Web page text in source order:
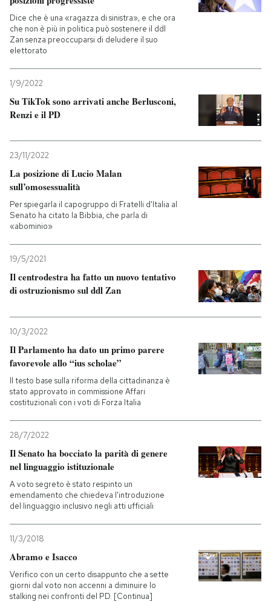
Dice che è una «ragazza di sinistra», e che ora
che non è più in politica può sostenere il ddl
Zan senza preoccuparsi di deludere il suo
elettorato
1/9/2022
Su TikTok sono arrivati anche Berlusconi,
Renzi e il PD
23/11/2022
La posizione di Lucio Malan
sull’omosessualità
Per spiegarla il capogruppo di Fratelli d'Italia al
Senato ha citato la Bibbia, che parla di
«abominio»
19/5/2021
Il centrodestra ha fatto un nuovo tentativo
di ostruzionismo sul ddl Zan
10/3/2022
Il Parlamento ha dato un primo parere
favorevole allo “ius scholae”
Il testo base sulla riforma della cittadinanza è
stato approvato in commissione Affari
costituzionali con i voti di Forza Italia
28/7/2022
Il Senato ha bocciato la parità di genere
nel linguaggio istituzionale
A voto segreto è stato respinto un
emendamento che chiedeva l'introduzione
del linguaggio inclusivo negli atti ufficiali
11/3/2018
Abramo e Isacco
Verifico con un certo disappunto che a sette
giorni dal voto non accenni a diminuire lo
stalking nei confronti del PD. [Continua]